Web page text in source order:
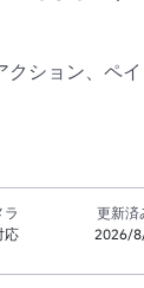
ション、ペ
ラ
応
更新済
2026/